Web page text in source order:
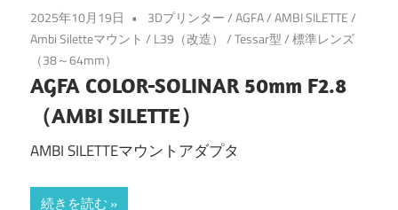
2025年10月19日 3Dプリンター/AGFA/AMBI SILETTE/
Ambi Siletteマウント / L39（改造） /Tessar型/標準レンズ
（38～64mm）
AGFA COLOR-SOLINAR 50mm F2.8
（AMBI SILETTE）
AMBI SILETTEマウントアダプタ
続きを読む